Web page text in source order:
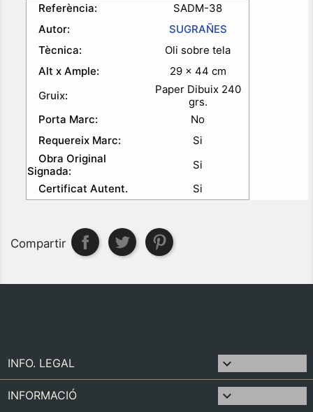
Referència:
SADM-38
Autor:
SUGRAÑES
Tècnica:
Oli sobre tela
Alt x Ample:
29 x 44 cm
Gruix:
Paper Dibuix 240
grs.
Porta Marc:
No
Requereix Marc:
Si
Obra Original
Signada:
Si
Certificat Autent.
Si
Compartir
INFO. LEGAL 
INFORMACIÓ 